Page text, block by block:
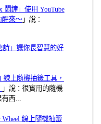
鬧鐘」使用 YouTube
醒來～ 」說：
詩」讓你長智慧的好
線上隨機抽籤工具，
」說：很實用的隨機
西...
Wheel 線上隨機抽籤